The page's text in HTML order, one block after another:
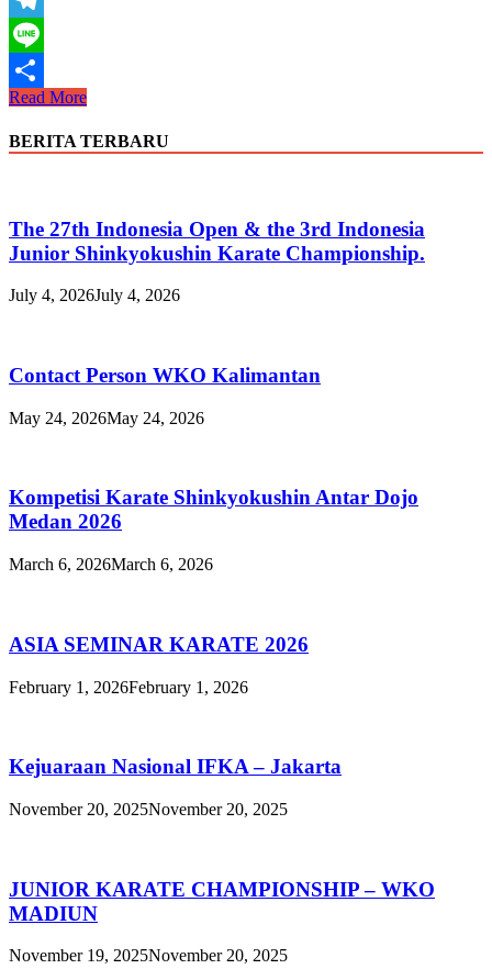
Telegram
Line
Share
SUARA
MEI
2019
Read More
BERITA TERBARU
The 27th Indonesia Open & the 3rd Indonesia
Junior Shinkyokushin Karate Championship.
July 4, 2026July 4, 2026
Contact Person WKO Kalimantan
May 24, 2026May 24, 2026
Kompetisi Karate Shinkyokushin Antar Dojo
Medan 2026
March 6, 2026March 6, 2026
ASIA SEMINAR KARATE 2026
February 1, 2026February 1, 2026
Kejuaraan Nasional IFKA – Jakarta
November 20, 2025November 20, 2025
JUNIOR KARATE CHAMPIONSHIP – WKO
MADIUN
November 19, 2025November 20, 2025